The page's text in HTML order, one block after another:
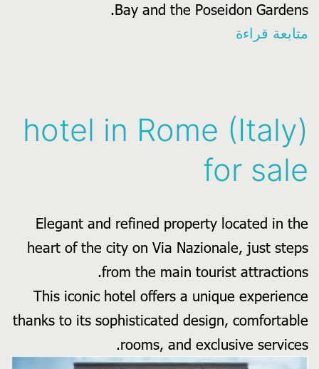
Bay and the Poseidon Gardens.
متابعة قراءة
Ischia
(Napoli)★★★★
hotel in Rome (Italy)
for sale
Elegant and refined property located in the
heart of the city on Via Nazionale, just steps
from the main tourist attractions.
This iconic hotel offers a unique experience
thanks to its sophisticated design, comfortable
rooms, and exclusive services.